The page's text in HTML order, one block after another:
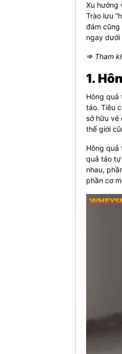
Xu hướng
Trào lưu
đám cũng
ngay dưới
⇒ Tham
1.
Hông quả
táo. Tiêu
sở hữu vẻ
thế giới
Hông quả
quả táo tự
nhau,
phần cơ